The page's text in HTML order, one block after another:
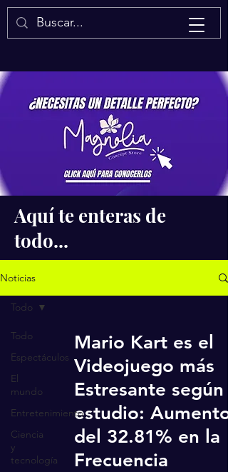
Isaac Quintal
Aquí te enteras de
todo...
Noticias
Todo
Espectáculos
El
mundo
Entretenimiento
Ciencia
y
tecnología
Todo
Mario Kart es el
Videojuego más
Estresante según
estudio: Aumento
del 32.81% en la
Frecuencia